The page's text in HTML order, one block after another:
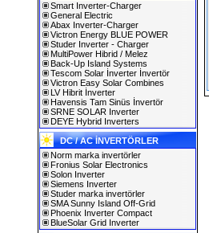
Smart Inverter-Charger
General Electric
Abax Inverter-Charger
Victron Energy BLUE POWER
Studer Inverter - Charger
MultiPower Hibrid / Melez
Back-Up Island Systems
Tescom Solar İnverter İnvertör
Victron Easy Solar Combines
LV Hibrit İnverter
Havensis Tam Sinüs İnvertör
SRNE SOLAR Inverter
DEYE Hybrid Inverters
DC / AC İNVERTÖRLER
Norm marka invertörler
Fronius Solar Electronics
Solon Inverter
Siemens Inverter
Studer marka invertörler
SMA Sunny Island Off-Grid
Phoenix Inverter Compact
BlueSolar Grid Inverter